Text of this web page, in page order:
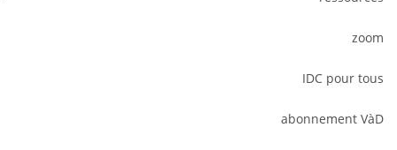
zoom
IDC pour tous
abonnement VàD